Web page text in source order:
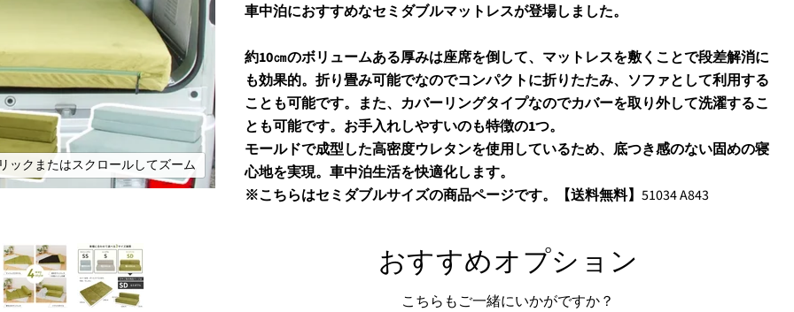
ックまたはスクロールしてズーム
車中泊におすすめなセミダブルマットレスが登場しました。
約10㎝のボリュームある厚みは座席を倒して、マットレスを敷くことで段差解消に
も効果的。折り畳み可能でなのでコンパクトに折りたたみ、ソファとして利用する
ことも可能です。また、カバーリングタイプなのでカバーを取り外して洗濯するこ
とも可能です。お手入れしやすいのも特徴の1つ。
モールドで成型した高密度ウレタンを使用しているため、底つき感のない固めの寝
心地を実現。車中泊生活を快適化します。
※こちらはセミダブルサイズの商品ページです。【送料無料】 51034A843
おすすめオプション
こちらもご一緒にいかがですか？